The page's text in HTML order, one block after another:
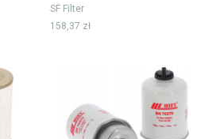
SF Filter
158,37 zł